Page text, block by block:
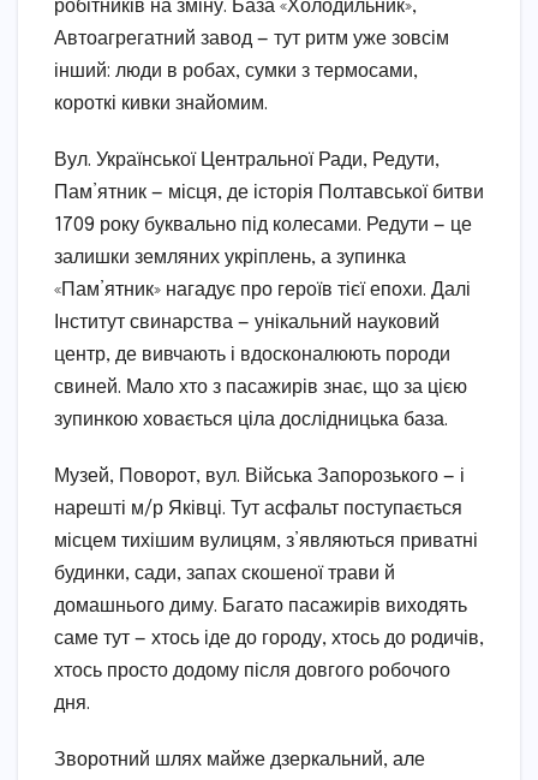
робітників на зміну. База «Холодильник»,
Автоагрегатний завод — тут ритм уже зовсім
інший: люди в робах, сумки з термосами,
короткі кивки знайомим.
Вул. Української Центральної Ради, Редути,
Пам’ятник — місця, де історія Полтавської битви
1709 року буквально під колесами. Редути — це
залишки земляних укріплень, а зупинка
«Пам’ятник» нагадує про героїв тієї епохи. Далі
Інститут свинарства — унікальний науковий
центр, де вивчають і вдосконалюють породи
свиней. Мало хто з пасажирів знає, що за цією
зупинкою ховається ціла дослідницька база.
Музей, Поворот, вул. Війська Запорозького — і
нарешті м/р Яківці. Тут асфальт поступається
місцем тихішим вулицям, з’являються приватні
будинки, сади, запах скошеної трави й
домашнього диму. Багато пасажирів виходять
саме тут — хтось іде до городу, хтось до родичів,
хтось просто додому після довгого робочого
дня.
Зворотний шлях майже дзеркальний, але